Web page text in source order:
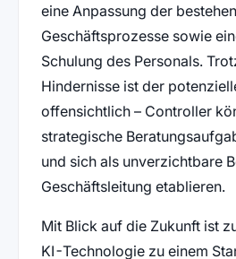
eine Anpassung der
Geschäftsprozesse sowie
Schulung des Personals.
Hindernisse ist der
offensichtlich – Controller
strategische
und sich als unverzichtbare
Geschäftsleitung etablieren.
Mit Blick auf die Zukunft ist
KI-Technologie zu einem